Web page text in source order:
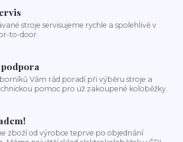
stroje servisujeme rychle a spolehlivě v
to-door.
Vám rád poradí při výběru stroje a
pomoc pro už zakoupené koloběžky.
zboží od výrobce teprve po objednání